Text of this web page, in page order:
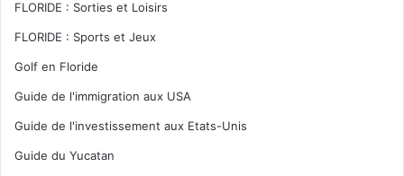
FLORIDE : Sorties et Loisirs
FLORIDE : Sports et Jeux
Golf en Floride
Guide de l'immigration aux USA
Guide de l'investissement aux Etats-Unis
Guide du Yucatan